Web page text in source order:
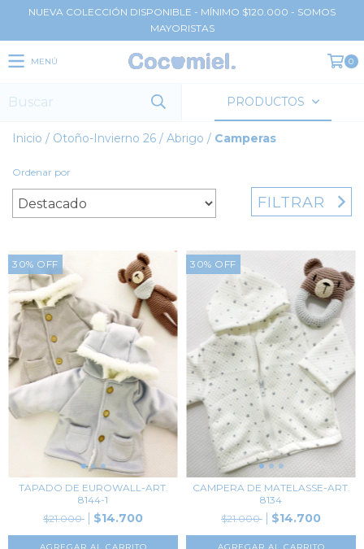
NUEVA COLECCIÓN DISPONIBLE - MÍNIMO $120.000 - SOMOS
MAYORISTAS
MENÚ 0
PRODUCTOS
Inicio / Otoño-Invierno 26 / Abrigo / Camperas
Ordenar por
FILTRAR
30% OFF
TAPADO DE EUROWALL-ART.
8144-1
$21.000
$14.700
AGREGAR AL CARRITO
30% OFF
CAMPERA DE MATELASSE-ART.
8134
$21.000
$14.700
AGREGAR AL CARRITO